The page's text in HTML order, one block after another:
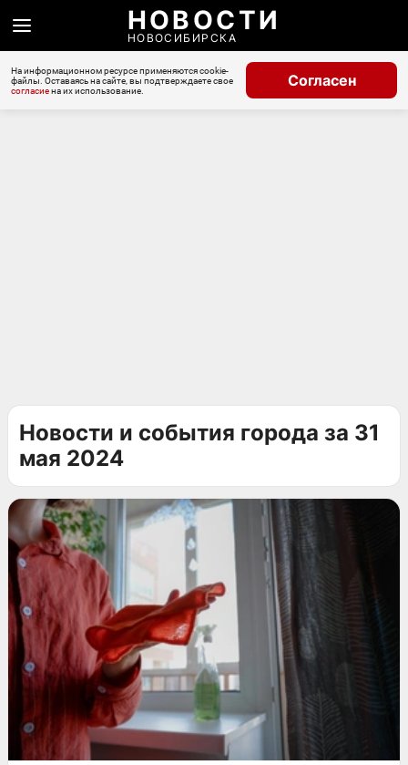
НОВОСТИ
НОВОСИБИРСКА
На информационном ресурсе применяются cookie-
файлы. Оставаясь на сайте, вы подтверждаете свое
согласиена их использование.
Согласен
Новости и события города за 31
мая 2024